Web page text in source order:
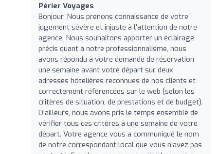
Périer Voyages
Bonjour, Nous prenons connaissance de votre
jugement sévère et injuste à l’attention de notre
agence. Nous souhaitons apporter un éclairage
précis quant à notre professionnalisme, nous
avons répondu à votre demande de réservation
une semaine avant votre départ sur deux
adresses hôtelières reconnues de nos clients et
correctement référencées sur le web (selon les
critères de situation, de prestations et de budget).
D’ailleurs, nous avons pris le temps ensemble de
vérifier tous ces critères à une semaine de votre
départ. Votre agence vous a communiqué le nom
de notre correspondant local que vous n’avez pas